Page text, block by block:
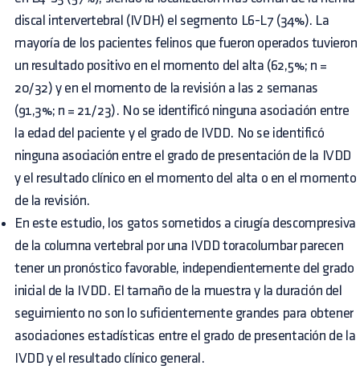
discal intervertebral (IVDH) el segmento L6-L7 (34%). La
mayoría de los pacientes felinos que fueron operados tuvieron
un resultado positivo en el momento del alta (62,5%; n =
20/32) y en el momento de la revisión a las 2 semanas
(91,3%; n = 21/23). No se identificó ninguna asociación entre
la edad del paciente y el grado de IVDD. No se identificó
ninguna asociación entre el grado de presentación de la IVDD
y el resultado clínico en el momento del alta o en el momento
de la revisión.
En este estudio, los gatos sometidos a cirugía descompresiva
de la columna vertebral por una IVDD toracolumbar parecen
tener un pronóstico favorable, independientemente del grado
inicial de la IVDD. El tamaño de la muestra y la duración del
seguimiento no son lo suficientemente grandes para obtener
asociaciones estadísticas entre el grado de presentación de la
IVDD y el resultado clínico general.